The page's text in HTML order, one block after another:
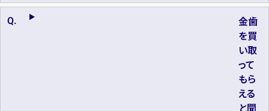
金歯
を買
い取
って
もら
える
と聞